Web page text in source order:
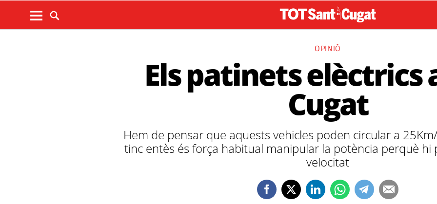
OPINIÓ
Els patinets elèctrics
Cugat
Hem de pensar que aquests vehicles poden circular a
tinc entès és força habitual manipular la potència perquè hi
velocitat